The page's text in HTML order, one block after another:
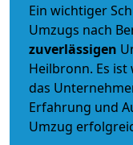
Ein wichtiger
Umzugs nach
zuverlässigen
Heilbronn. Es
das
Erfahrung und
Umzug